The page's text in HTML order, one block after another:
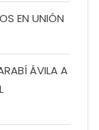
EN UNIÓN
ÁVILA A